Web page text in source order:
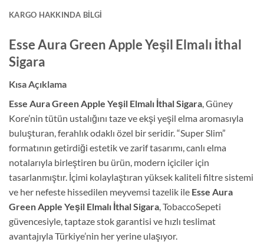
KARGO HAKKINDA BILGI
Esse Aura Green Apple Yeşil Elmalı İthal
Sigara
Kısa Açıklama
Esse Aura Green Apple Yeşil Elmalı İthal Sigara , Güney
Kore’nin tütün ustalığını taze ve ekşi yeşil elma aromasıyla
buluşturan, ferahlık odaklı özel bir seridir. “Super Slim”
formatının getirdiği estetik ve zarif tasarımı, canlı elma
notalarıyla birleştiren bu ürün, modern içiciler için
tasarlanmıştır. İçimi kolaylaştıran yüksek kaliteli filtre sistemi
ve her nefeste hissedilen meyvemsi tazelik ile Esse Aura
Green Apple Yeşil Elmalı İthal Sigara , TobaccoSepeti
güvencesiyle, taptaze stok garantisi ve hızlı teslimat
avantajıyla Türkiye’nin her yerine ulaşıyor.